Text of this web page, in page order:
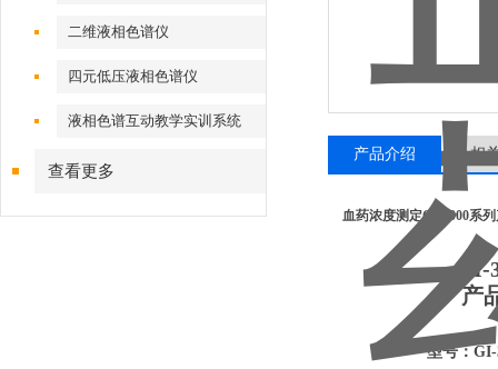
产品介绍 相
血药浓度测定GI-3000系
GI-
产
型号：GI-
二维液相色谱仪
四元低压液相色谱仪
液相色谱互动教学实训系统
查看更多